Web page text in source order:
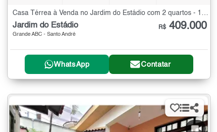
Casa Térrea à Venda no Jardim do Estádio com 2 quartos - 125 m²
Jardim do Estádio
Grande ABC - Santo André
R$ 409.000
WhatsApp Contatar